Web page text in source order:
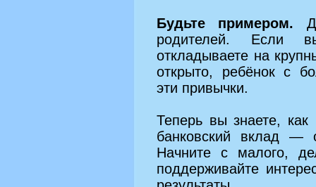
Будьте примером.
родителей. Если
откладываете на
открыто, ребёнок с
эти привычки.
Теперь вы знаете, как
банковский вклад —
Начните с малого,
поддерживайте